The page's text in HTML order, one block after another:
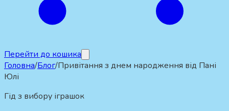
Перейти до кошика
Головна/Блог/Привітання з днем народження від Пані
Юлі
Гід з вибору іграшок